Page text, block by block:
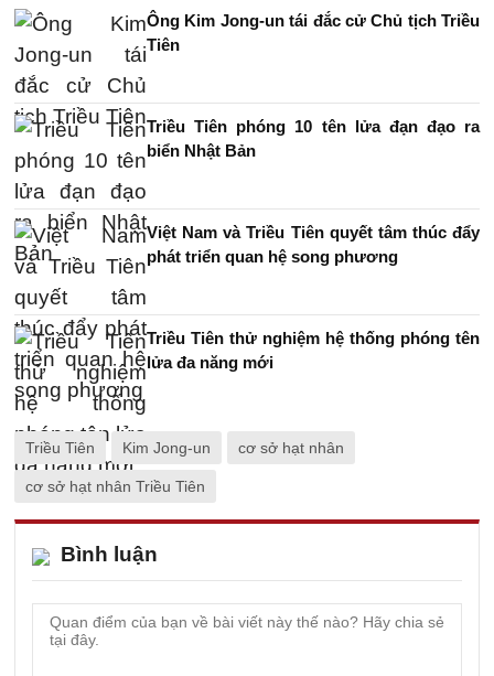
Ông Kim Jong-un tái đắc cử Chủ tịch Triều
Tiên
Triều Tiên phóng 10 tên lửa đạn đạo ra
biển Nhật Bản
Việt Nam và Triều Tiên quyết tâm thúc đẩy
phát triển quan hệ song phương
Triều Tiên thử nghiệm hệ thống phóng tên
lửa đa năng mới
Triều Tiên Kim Jong-un cơ sở hạt nhân
cơ sở hạt nhân Triều Tiên
Bình luận